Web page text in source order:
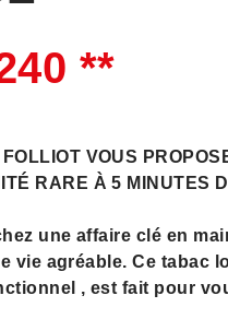
**
VOUS
RARE À 5 MINUTES
une affaire clé en
vie agréable. Ce tabac
, est fait pour